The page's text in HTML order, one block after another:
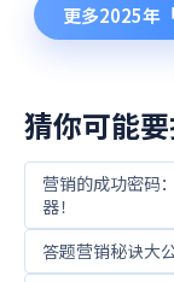
更多2025年
猜你可能
营销的成功密码
器！
答题营销秘诀大